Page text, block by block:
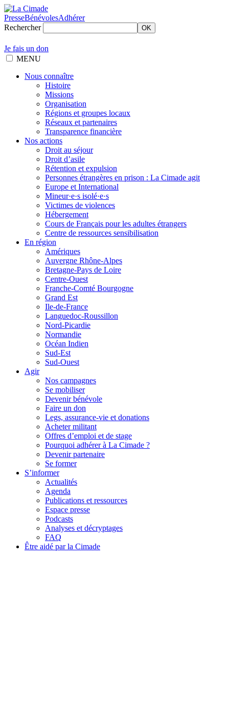
PresseBénévolesAdhérer
Rechercher
OK
Je fais un don
MENU
Nous connaître
Histoire
Missions
Organisation
Régions et groupes locaux
Réseaux et partenaires
Transparence financière
Nos actions
Droit au séjour
Droit d’asile
Rétention et expulsion
Personnes étrangères en prison : La Cimade agit
Europe et International
Mineur·e·s isolé·e·s
Victimes de violences
Hébergement
Cours de Français pour les adultes étrangers
Centre de ressources sensibilisation
En région
Amériques
Auvergne Rhône-Alpes
Bretagne-Pays de Loire
Centre-Ouest
Franche-Comté Bourgogne
Grand Est
Ile-de-France
Languedoc-Roussillon
Nord-Picardie
Normandie
Océan Indien
Sud-Est
Sud-Ouest
Agir
Nos campagnes
Se mobiliser
Devenir bénévole
Faire un don
Legs, assurance-vie et donations
Acheter militant
Offres d’emploi et de stage
Pourquoi adhérer à La Cimade ?
Devenir partenaire
Se former
S’informer
Actualités
Agenda
Publications et ressources
Espace presse
Podcasts
Analyses et décryptages
FAQ
Être aidé par la Cimade